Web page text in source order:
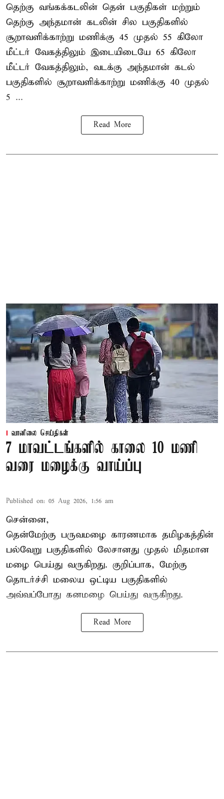
தெற்கு வங்கக்கடலின் தென் பகுதிகள் மற்றும்
தெற்கு அந்தமான் கடலின் சில பகுதிகளில்
சூறாவளிக்காற்று மணிக்கு 45 முதல் 55 கிலோ
மீட்டர் வேகத்திலும் இடையிடையே 65 கிலோ
மீட்டர் வேகத்திலும், வடக்கு அந்தமான் கடல்
பகுதிகளில் சூறாவளிக்காற்று மணிக்கு 40 முதல்
5 ...
Read More
வானிலை செய்திகள்
7 மாவட்டங்களில் காலை 10 மணி
வரை மழைக்கு வாய்ப்பு
Published on: 05 Aug 2026, 1:56 am
சென்னை,
தென்மேற்கு பருவமழை காரணமாக தமிழகத்தின்
பல்வேறு பகுதிகளில் லேசானது முதல் மிதமான
மழை பெய்து வருகிறது. குறிப்பாக, மேற்கு
தொடர்ச்சி மலைய ஒட்டிய பகுதிகளில்
அவ்வப்போது கனமழை பெய்து வருகிறது.
Read More